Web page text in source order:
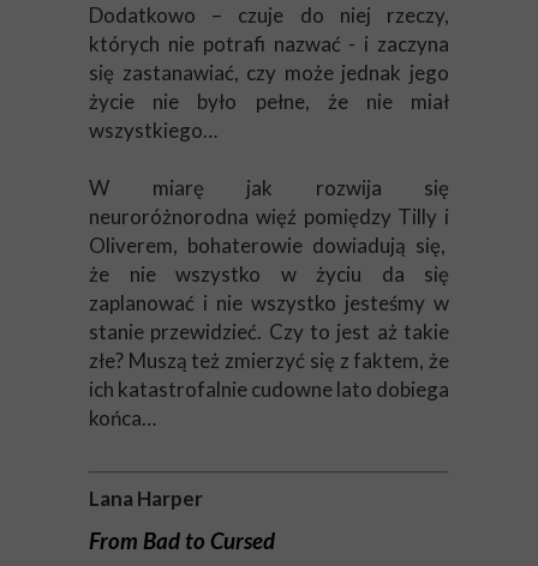
Dodatkowo – czuje do niej rzeczy,
których nie potrafi nazwać - i zaczyna
się zastanawiać, czy może jednak jego
życie nie było pełne, że nie miał
wszystkiego…
W miarę jak rozwija się
neuroróżnorodna więź pomiędzy Tilly i
Oliverem, bohaterowie dowiadują się,
że nie wszystko w życiu da się
zaplanować i nie wszystko jesteśmy w
stanie przewidzieć. Czy to jest aż takie
złe? Muszą też zmierzyć się z faktem, że
ich katastrofalnie cudowne lato dobiega
końca…
Lana Harper
From Bad to Cursed